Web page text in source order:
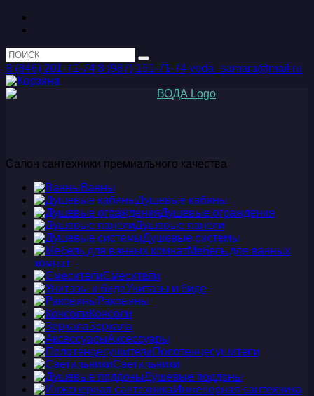
8 (846) 201-71-74 8 (987) 151-71-74 voda_samara@mail.ru
Салон сантехники премиального качества
Ванны
Душевые кабины
Душевые ограждения
Душевые панели
Душевые системы
Мебель для ванных
комнат
Смесители
Унитазы и биде
Раковины
Консоли
Зеркала
Аксессуары
Полотенцесушители
Светильники
Душевые поддоны
Инженерная сантехника